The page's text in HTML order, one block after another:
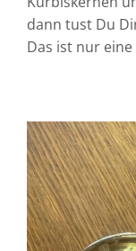
dann tust Du
Das ist nur eine